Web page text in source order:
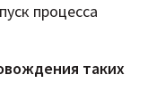
процесса
таких